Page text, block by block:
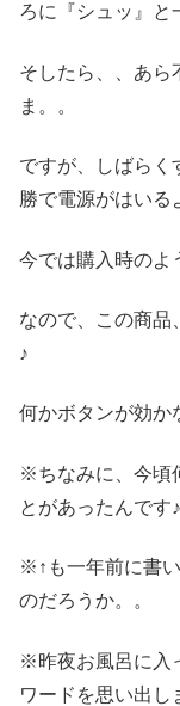
ろに『シュッ』と
そしたら、、あら
ま。。
ですが、しばらく
勝で電源がはいる
今では購入時のよ
なので、この商品
♪
何かボタンが効か
※ちなみに、今頃
とがあったんです♪
※↑も一年前に書
のだろうか。。
※昨夜お風呂に入
ワードを思い出し